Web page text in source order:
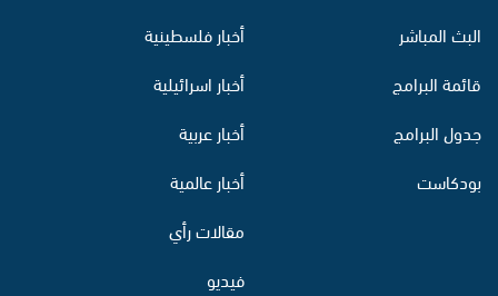
البث المباشر
قائمة البرامج
جدول البرامج
بودكاست
أخبار فلسطينية
أخبار اسرائيلية
أخبار عربية
أخبار عالمية
مقالات رأي
فيديو